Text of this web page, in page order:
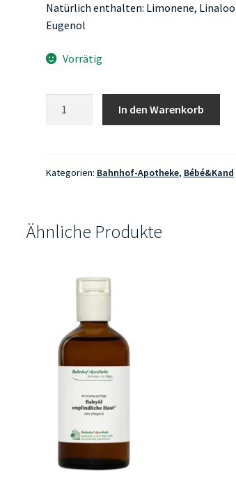
Natürlich enthalten: Limonene,
Eugenol
Vorrätig
15ml
In den Warenkorb
Kategorien: Bahnhof-Apotheke, Bébé&Kand
Ähnliche Produkte